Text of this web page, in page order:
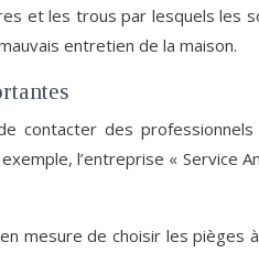
et les trous par lesquels les
entretien de la maison.
contacter des
l’entreprise «
mesure de choisir les